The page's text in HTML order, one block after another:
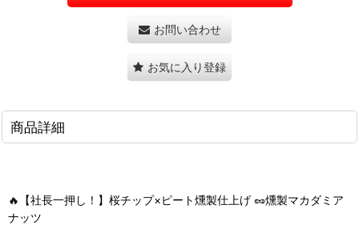
お問い合わせ
お気に入り登録
商品詳細
🔥【社長一押し！】桜チップ×ピート燻製仕上げ 🥜燻製マカダミア
ナッツ